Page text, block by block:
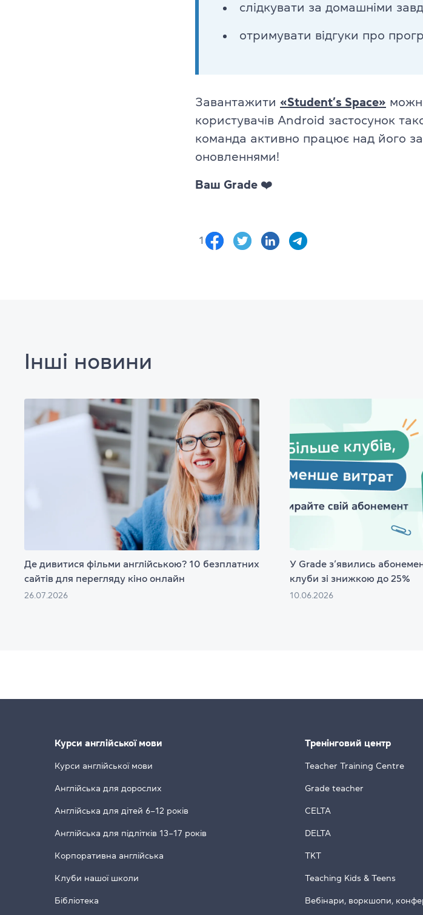
Контактислідкувати за домашніми
отримувати відгуки про
Завантажити «Student’s Space»
користувачів Android застосунок
команда активно працює над його
оновленнями!
Ваш Grade ❤️
1
Інші новини
Де дивитися фільми англійською? 10 безплатних
сайтів для перегляду кіно онлайн
26.07.2026
У Grade з’явились
клуби зі знижкою до 25%
10.06.2026
Курси англійської мови
Курси англійської мови
Англійська для дорослих
Англійська для дітей 6–12 років
Англійська для підлітків 13–17 років
Корпоративна англійська
Клуби нашої школи
Бібліотека
Тренінговий центр
Teacher Training Centre
Grade teacher
CELTA
DELTA
TKT
Teaching Kids & Teens
Вебінари, воркшопи,